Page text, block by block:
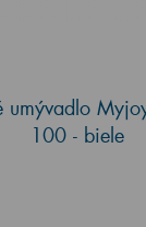
umývadlo
100 - biele